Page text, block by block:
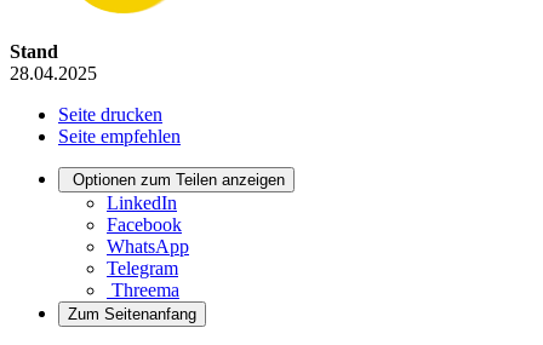
Stand
28.04.2025
Seite drucken
Seite empfehlen
Optionen zum Teilen anzeigen
LinkedIn
Facebook
WhatsApp
Telegram
Threema
Zum Seitenanfang